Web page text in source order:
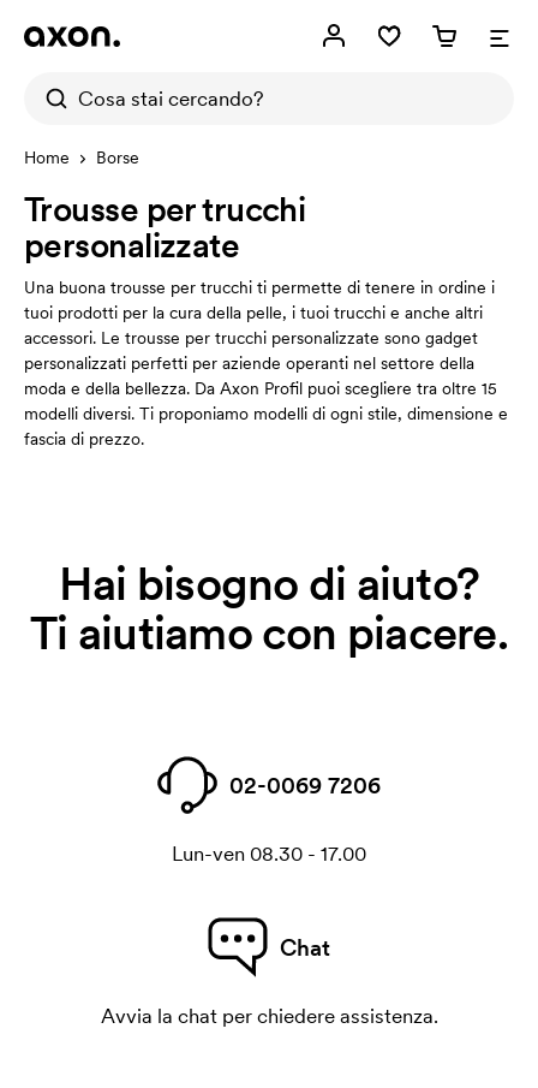
Home Borse
Trousse per trucchi
personalizzate
Una buona trousse per trucchi ti permette di tenere in ordine i
tuoi prodotti per la cura della pelle, i tuoi trucchi e anche altri
accessori. Le trousse per trucchi personalizzate sono gadget
personalizzati perfetti per aziende operanti nel settore della
moda e della bellezza. Da Axon Profil puoi scegliere tra oltre 15
modelli diversi. Ti proponiamo modelli di ogni stile, dimensione e
fascia di prezzo.
Hai bisogno di aiuto?
Ti aiutiamo con piacere.
02-0069 7206
Lun-ven 08.30 - 17.00
Chat
Avvia la chat per chiedere assistenza.